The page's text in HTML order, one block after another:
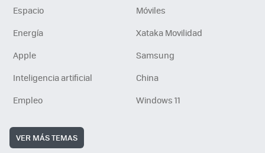
Espacio
Móviles
Energía
Xataka Movilidad
Apple
Samsung
Inteligencia artificial
China
Empleo
Windows 11
VER MÁS TEMAS